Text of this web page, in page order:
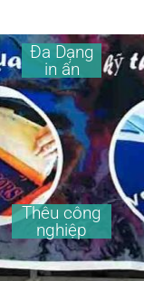
Đa Dạng
in ấn
Thêu công
nghiệp